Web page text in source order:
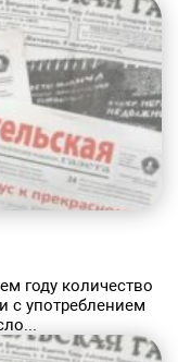
количество
с употреблением